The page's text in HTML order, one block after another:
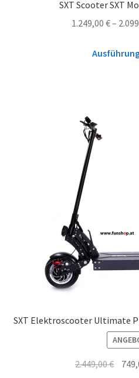
SXT Scooter SXT
1.249,00 €–
SXT Elektroscooter Ultimate
2.449,00€